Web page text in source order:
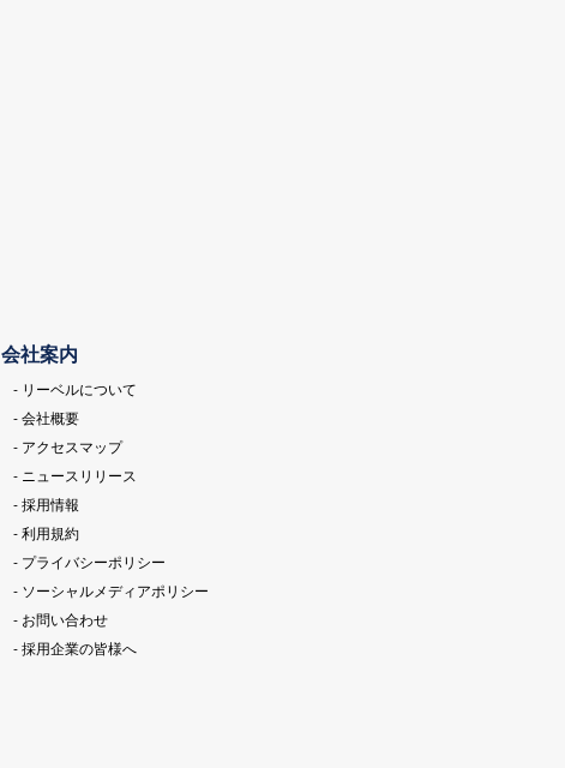
会社案内
- リーベルについて
- 会社概要
- アクセスマップ
- ニュースリリース
- 採用情報
- 利用規約
- プライバシーポリシー
- ソーシャルメディアポリシー
- お問い合わせ
- 採用企業の皆様へ